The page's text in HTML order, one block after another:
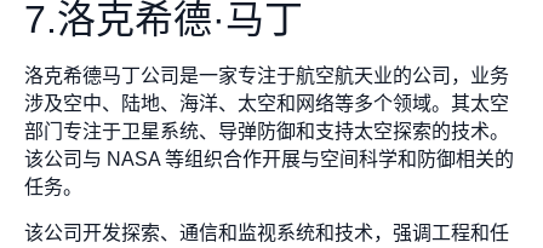
7.洛克希德·马丁
洛克希德马丁公司是一家专注于航空航天业的公司，业务
涉及空中、陆地、海洋、太空和网络等多个领域。其太空
部门专注于卫星系统、导弹防御和支持太空探索的技术。
该公司与 NASA 等组织合作开展与空间科学和防御相关的
任务。
该公司开发探索、通信和监视系统和技术，强调工程和任